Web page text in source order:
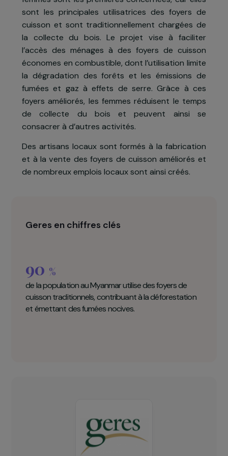
cuisiner des foyers de cuisson dont
consommation excessive en bois ou
contribue à la déforestation. Ces
dégagent également des fumées nocives à la
pour l’environnement et pour la santé.
femmes sont les premières concernées, car
sont les principales utilisatrices des foyers
cuisson et sont traditionnellement chargées
la collecte du bois. Le projet vise à
l’accès des ménages à des foyers de
économes en combustible, dont l’utilisation
la dégradation des forêts et les émissions
fumées et gaz à effets de serre. Grâce à
de nombreux emplois locaux sont ainsi créés.
et émettant des fumées nocives.